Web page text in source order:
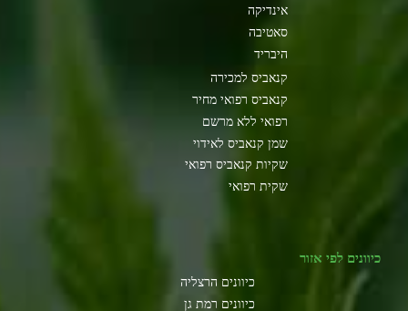
אינדיקה
סאטיבה
היבריד
קנאביס למכירה
קנאביס רפואי מחיר
רפואי ללא מרשם
שמן קנאביס לאידוי
שקיות קנאביס רפואי
שקית רפואי
כיוונים לפי אזור
כיוונים הרצליה
כיוונים רמת גן